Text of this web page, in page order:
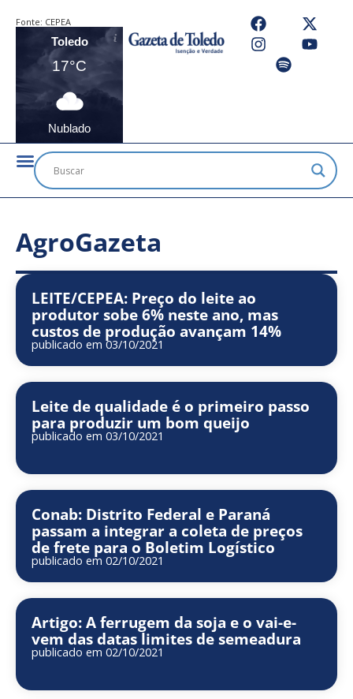
Fonte: CEPEA
Toledo
17°C
Nublado
AgroGazeta
LEITE/CEPEA: Preço do leite ao
produtor sobe 6% neste ano, mas
custos de produção avançam 14%
publicado em 03/10/2021
Leite de qualidade é o primeiro passo
para produzir um bom queijo
publicado em 03/10/2021
Conab: Distrito Federal e Paraná
passam a integrar a coleta de preços
de frete para o Boletim Logístico
publicado em 02/10/2021
Artigo: A ferrugem da soja e o vai-e-
vem das datas limites de semeadura
publicado em 02/10/2021